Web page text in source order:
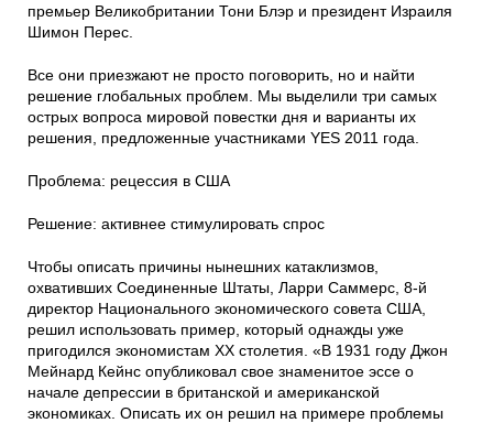
премьер Великобритании Тони Блэр и президент Израиля
Шимон Перес.
Все они приезжают не просто поговорить, но и найти
решение глобальных проблем. Мы выделили три самых
острых вопроса мировой повестки дня и варианты их
решения, предложенные участниками YES 2011 года.
Проблема: рецессия в США
Решение: активнее стимулировать спрос
Чтобы описать причины нынешних катаклизмов,
охвативших Соединенные Штаты, Ларри Саммерс, 8-й
директор Национального экономического совета США,
решил использовать пример, который однажды уже
пригодился экономистам XX столетия. «В 1931 году Джон
Мейнард Кейнс опубликовал свое знаменитое эссе о
начале депрессии в британской и американской
экономиках. Описать их он решил на примере проблемы